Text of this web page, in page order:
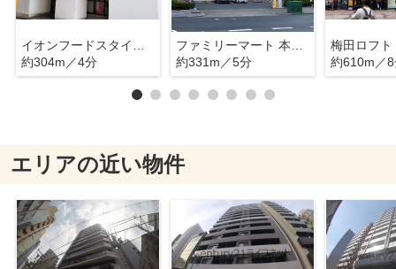
約304m／4分
約331m／5分
梅田ロフト
約610m／
エリアの近い物件